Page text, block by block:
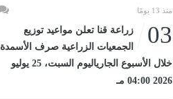
منذ 13 يومًا
03
زراعة قنا تعلن مواعيد توزيع
الجمعيات الزراعية صرف الأسمدة
خلال الأسبوع الجارياليوم السبت، 25 يوليو
2026 04:00 مـ